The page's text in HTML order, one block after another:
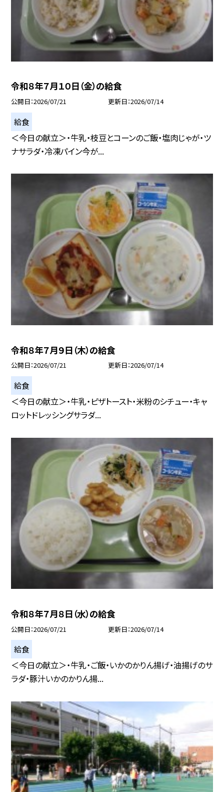
令和８年７月１０日（金）の給食
公開日 2026/07/21 更新日 2026/07/14
給食
＜今日の献立＞・牛乳・枝豆とコーンのご飯・塩肉じゃが・ツ
ナサラダ・冷凍パイン今が...
令和８年７月９日（木）の給食
公開日 2026/07/21 更新日 2026/07/14
給食
＜今日の献立＞・牛乳・ピザトースト・米粉のシチュー・キャ
ロットドレッシングサラダ...
令和８年７月８日（水）の給食
公開日 2026/07/21 更新日 2026/07/14
給食
＜今日の献立＞・牛乳・ご飯・いかのかりん揚げ・油揚げのサ
ラダ・豚汁いかのかりん揚...